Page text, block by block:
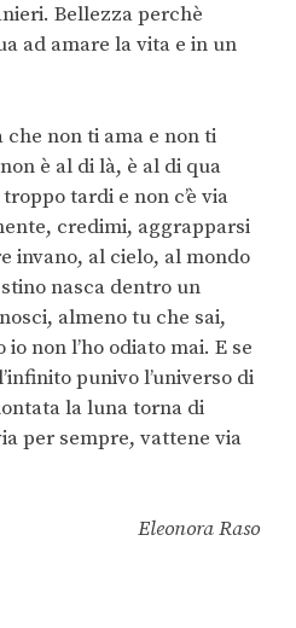
Bellezza perchè
ad amare la vita e in un
che non ti ama e non ti
è al di là, è al di qua
tardi e non c’è via
credimi, aggrapparsi
invano, al cielo, al mondo
nasca dentro un
almeno tu che sai,
non l’ho odiato mai. E se
punivo l’universo di
la luna torna di
per sempre, vattene via
Eleonora Raso